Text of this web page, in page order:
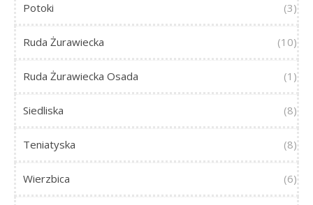
Potoki (3)
Ruda Żurawiecka (10)
Ruda Żurawiecka Osada (1)
Siedliska (8)
Teniatyska (8)
Wierzbica (6)